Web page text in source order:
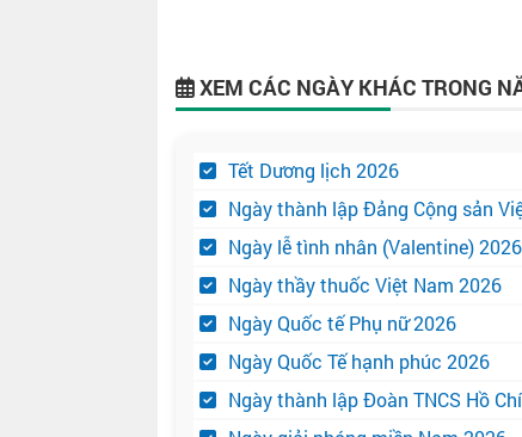
XEM CÁC NGÀY KHÁC TRONG
Tết Dương lịch 2026
Ngày thành lập Đảng Cộng sản
Ngày lễ tình nhân (Valentine) 2026
Ngày thầy thuốc Việt Nam 2026
Ngày Quốc tế Phụ nữ 2026
Ngày Quốc Tế hạnh phúc 2026
Ngày thành lập Đoàn TNCS Hồ